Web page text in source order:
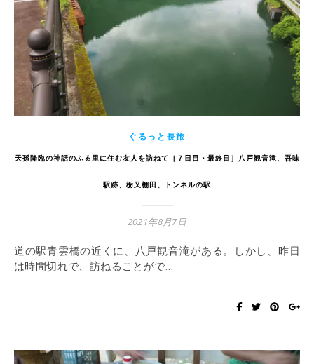
ぐるっと長旅
天孫降臨の神話のふる里に住む友人を訪ねて［７日目・最終日］八戸観音滝、吾味
駅跡、栃又棚田、トンネルの駅
2021年8月7日
道の駅青雲橋の近くに、八戸観音滝がある。しかし、昨日
は時間切れで、訪ねることがで…